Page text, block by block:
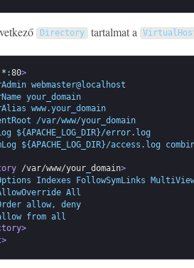
Directory tartalmat a
* :80>
webmaster@localhost
your_domain
www.your_domain
/var/www/your_domain
error.log
access.log
/var/www/your_ domain>
FollowSymLinks
All
deny
all